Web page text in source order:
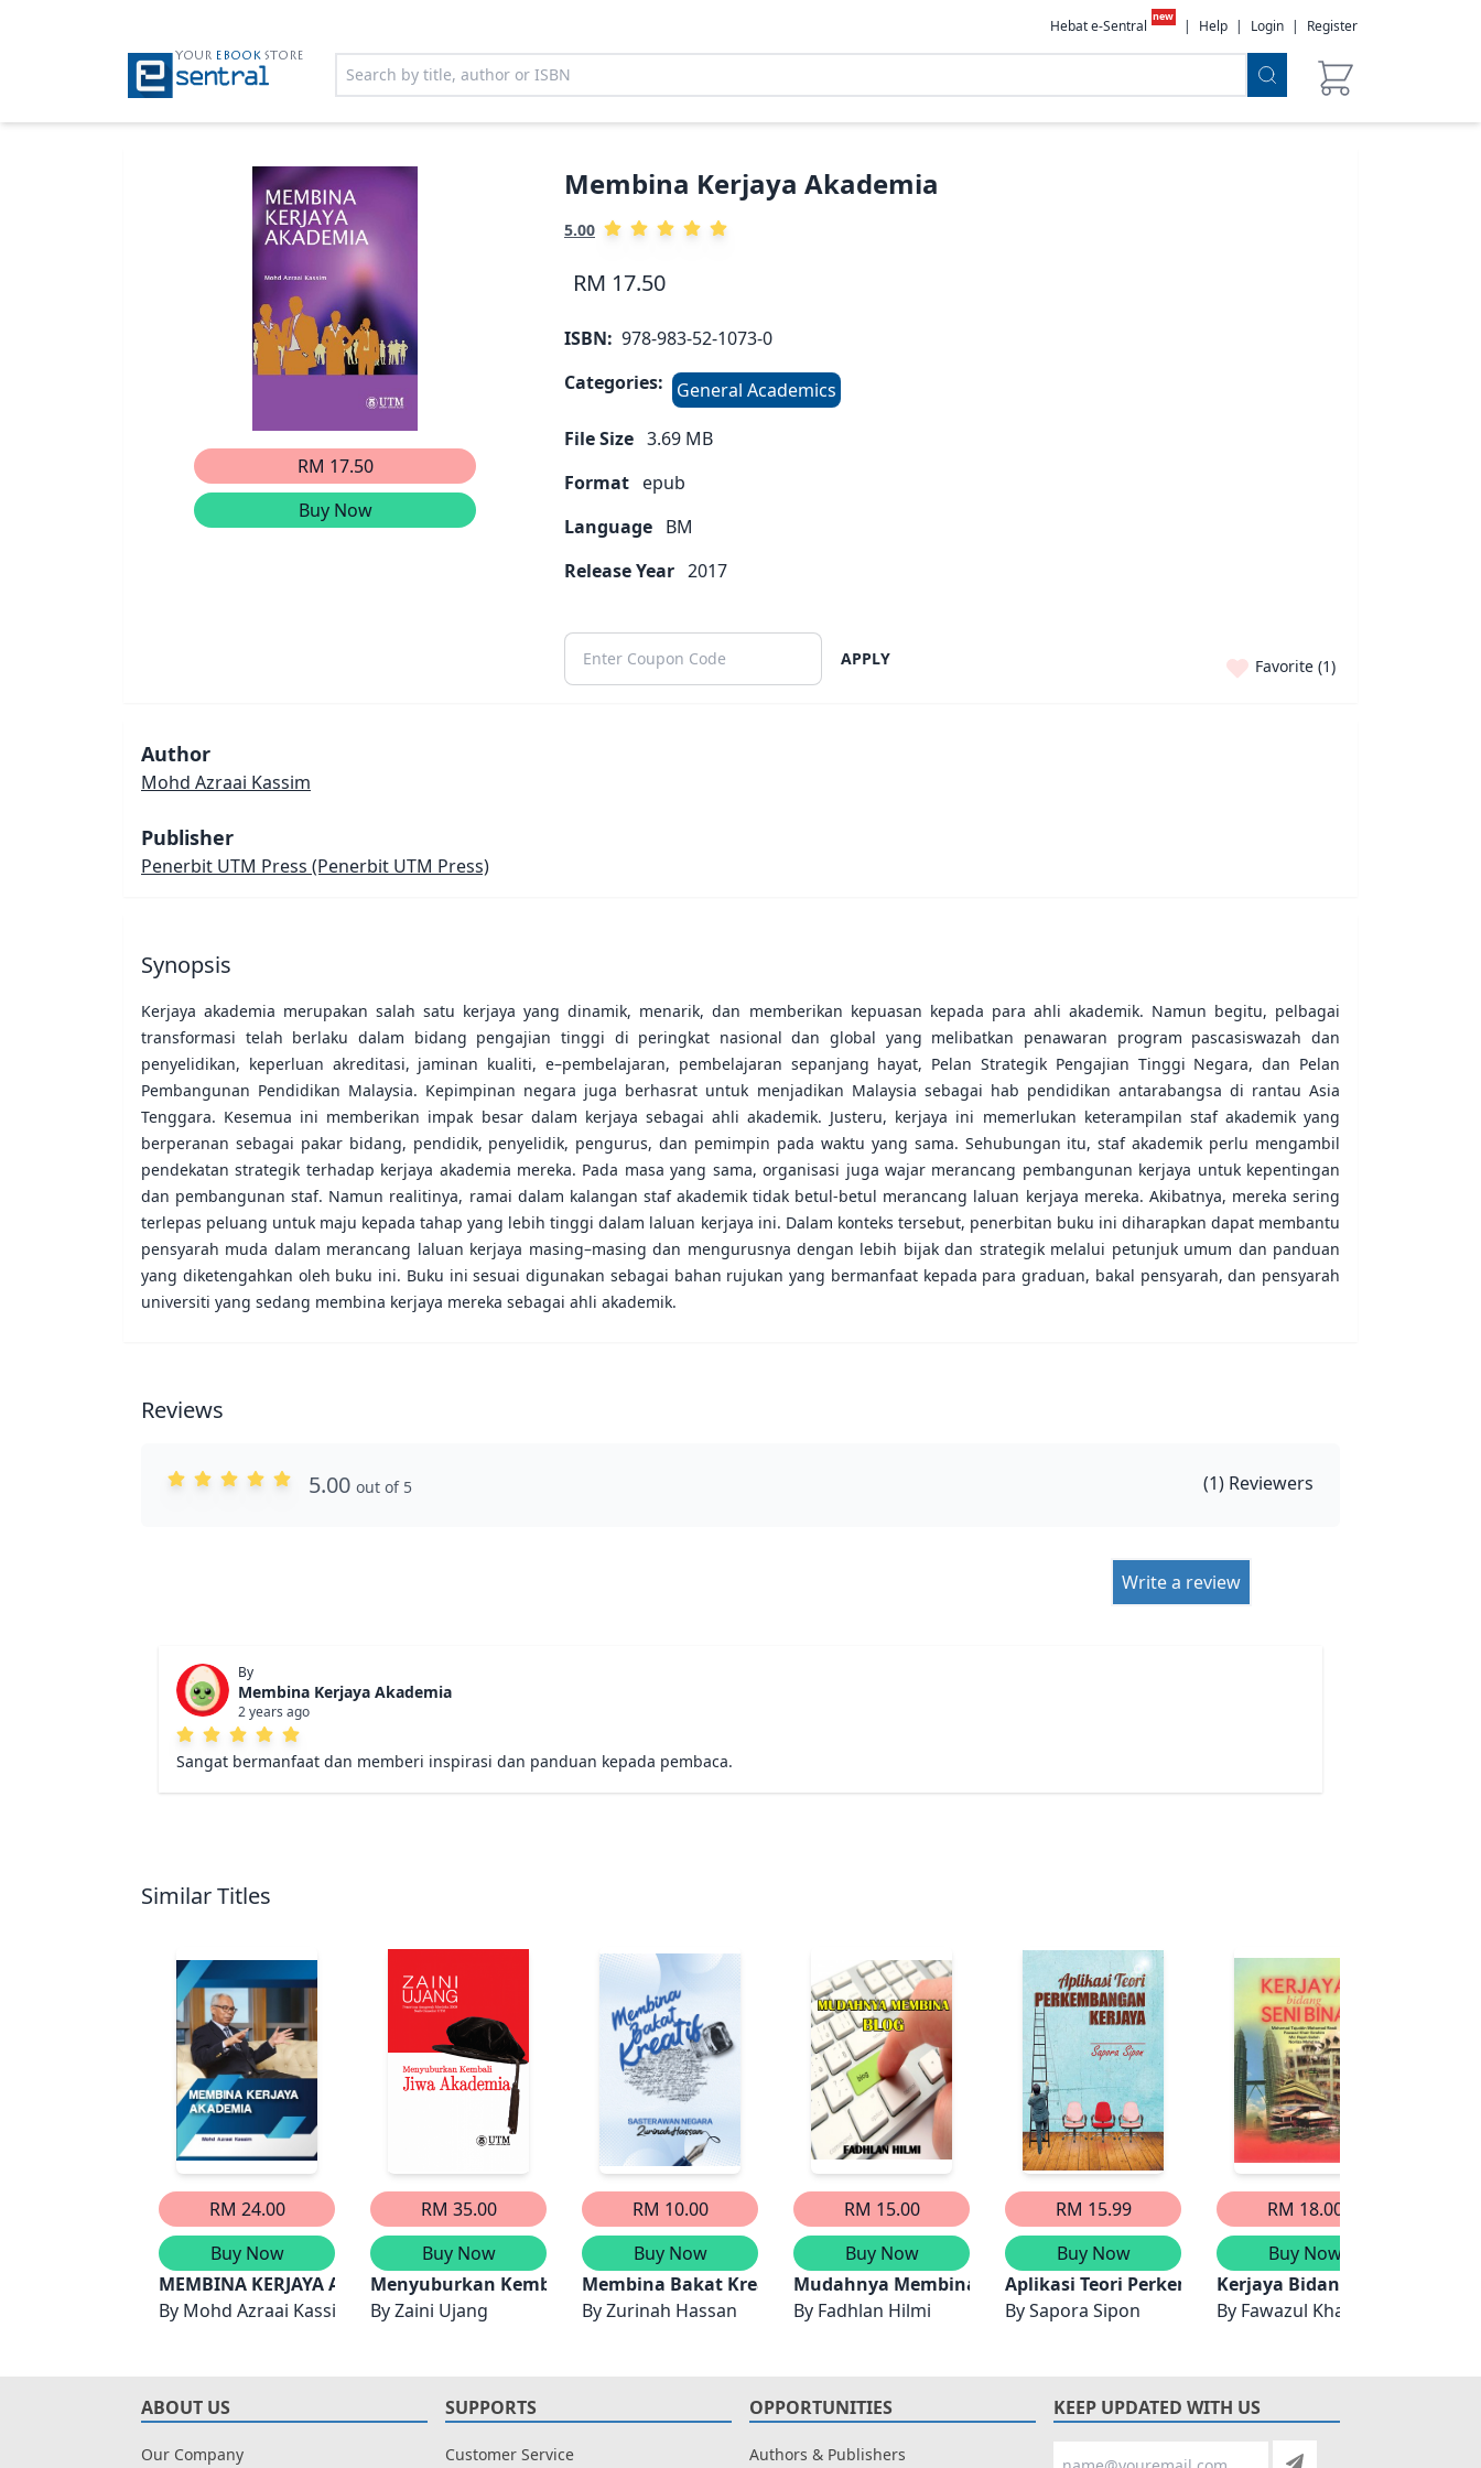
Hebat e-Sentral
new
| Help | Login | Register
YOUR EBOOK STORE
RM 17.50
Buy Now
Membina Kerjaya Akademia
5.00
RM 17.50
ISBN: 978-983-52-1073-0
Categories:
General Academics
File Size 3.69 MB
Format epub
Language BM
Release Year 2017
APPLY Favorite (1)
Author
Mohd Azraai Kassim
Publisher
Penerbit UTM Press (Penerbit UTM Press)
Synopsis
Kerjaya akademia merupakan salah satu kerjaya yang dinamik, menarik, dan memberikan kepuasan kepada para ahli akademik. Namun begitu, pelbagai
transformasi telah berlaku dalam bidang pengajian tinggi di peringkat nasional dan global yang melibatkan penawaran program pascasiswazah dan
penyelidikan, keperluan akreditasi, jaminan kualiti, e–pembelajaran, pembelajaran sepanjang hayat, Pelan Strategik Pengajian Tinggi Negara, dan Pelan
Pembangunan Pendidikan Malaysia. Kepimpinan negara juga berhasrat untuk menjadikan Malaysia sebagai hab pendidikan antarabangsa di rantau Asia
Tenggara. Kesemua ini memberikan impak besar dalam kerjaya sebagai ahli akademik. Justeru, kerjaya ini memerlukan keterampilan staf akademik yang
berperanan sebagai pakar bidang, pendidik, penyelidik, pengurus, dan pemimpin pada waktu yang sama. Sehubungan itu, staf akademik perlu mengambil
pendekatan strategik terhadap kerjaya akademia mereka. Pada masa yang sama, organisasi juga wajar merancang pembangunan kerjaya untuk kepentingan
dan pembangunan staf. Namun realitinya, ramai dalam kalangan staf akademik tidak betul-betul merancang laluan kerjaya mereka. Akibatnya, mereka sering
terlepas peluang untuk maju kepada tahap yang lebih tinggi dalam laluan kerjaya ini. Dalam konteks tersebut, penerbitan buku ini diharapkan dapat membantu
pensyarah muda dalam merancang laluan kerjaya masing–masing dan mengurusnya dengan lebih bijak dan strategik melalui petunjuk umum dan panduan
yang diketengahkan oleh buku ini. Buku ini sesuai digunakan sebagai bahan rujukan yang bermanfaat kepada para graduan, bakal pensyarah, dan pensyarah
universiti yang sedang membina kerjaya mereka sebagai ahli akademik.
Reviews
5.00 out of 5 (1) Reviewers
Write a review
By
Membina Kerjaya Akademia
2 years ago
Sangat bermanfaat dan memberi inspirasi dan panduan kepada pembaca.
Similar Titles
RM 24.00
Buy Now
MEMBINA KERJAYA AKADEMIA
By Mohd Azraai Kassim
RM 35.00
Buy Now
Menyuburkan Kembali Jiwa Akademia
ByZaini Ujang
RM 10.00
Buy Now
Membina Bakat Kreatif
ByZurinah Hassan
RM 15.00
Buy Now
Mudahnya Membina Blog
By Fadhlan Hilmi
RM 15.99
Buy Now
Aplikasi Teori Perkembangan Kerjaya
BySapora Sipon
RM 18.00
Buy Now
Kerjaya Bidang Seni Bina
By Fawazul Khair Ibrahim, Md
ABOUT US
Our Company
SUPPORTS
Customer Service
OPPORTUNITIES
Authors & Publishers
KEEP UPDATED WITH US